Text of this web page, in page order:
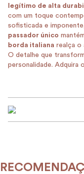
legítimo de alta
com um toque
sofisticada e
passador único
borda italiana realça o
O detalhe que
personalidade. Adquira